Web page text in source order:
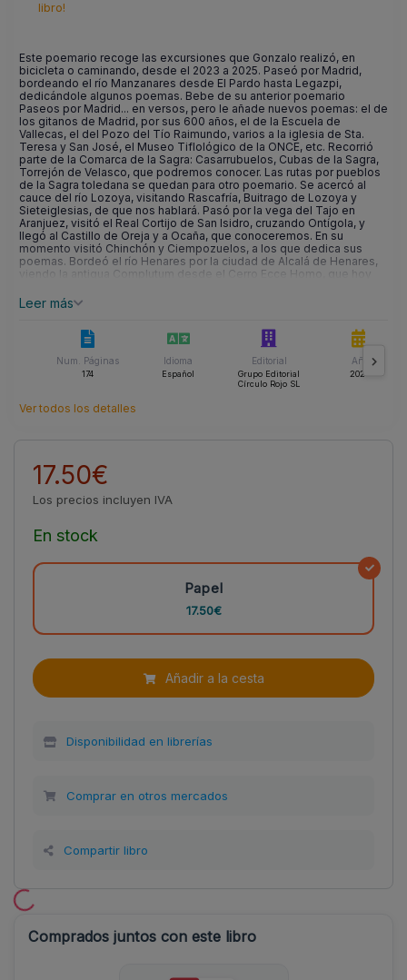
libro!
Este poemario recoge las excursiones que Gonzalo realizó, en
bicicleta o caminando, desde el 2023 a 2025. Paseó por Madrid,
bordeando el río Manzanares desde El Pardo hasta Legazpi,
dedicándole algunos poemas. Bebe de su anterior poemario
Paseos por Madrid... en versos, pero le añade nuevos poemas: el de
los gitanos de Madrid, por sus 600 años, el de la Escuela de
Vallecas, el del Pozo del Tío Raimundo, varios a la iglesia de Sta.
Teresa y San José, el Museo Tiflológico de la ONCE, etc. Recorrió
parte de la Comarca de la Sagra: Casarrubuelos, Cubas de la Sagra,
Torrejón de Velasco, que podremos conocer. Las rutas por pueblos
de la Sagra toledana se quedan para otro poemario. Se acercó al
cauce del río Lozoya, visitando Rascafría, Buitrago de Lozoya y
Sieteiglesias, de que nos hablará. Pasó por la vega del Tajo en
Aranjuez, visitó el Real Cortijo de San Isidro, cruzando Ontígola, y
llegó al Castillo de Oreja y a Ocaña, que conoceremos. En su
momento visitó Chinchón y Ciempozuelos, a los que dedica sus
poemas. Bordeó el río Henares por la ciudad de Alcalá de Henares,
viendo la antigua Complutum desde el Cerro Ecce Homo, que hoy
recorrió Arganda, Morata de Tajuña y Rivas-Vaciamadrid, y presenta
esta comarca. También dedica un poema a la Cañada Real Galiana,
La idea es ofrecer la excursión o viaje como una experiencia en
todos los sentidos, que nos haga salir de nuestra zona de confort.
Leer más
Num. Páginas
174
Idioma
Español
Editorial
Grupo Editorial
Círculo Rojo SL
Año
2026
Ver todos los detalles
17.50€
Los precios incluyen IVA
En stock
Papel
17.50€
Añadir a la cesta
Disponibilidad en librerías
Comprar en otros mercados
Compartir libro
Comprados juntos con este libro